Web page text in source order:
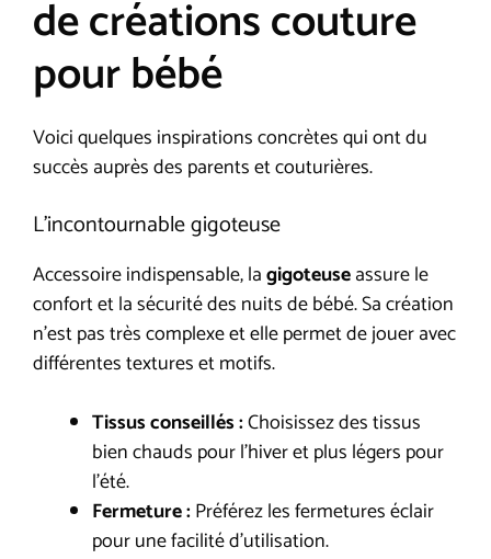
de créations couture
pour bébé
Voici quelques inspirations concrètes qui ont du
succès auprès des parents et couturières.
L’incontournable gigoteuse
Accessoire indispensable, lagigoteuseassure le
confort et la sécurité des nuits de bébé. Sa création
n’est pas très complexe et elle permet de jouer avec
différentes textures et motifs.
Tissus conseillés :Choisissez des tissus
bien chauds pour l’hiver et plus légers pour
l’été.
Fermeture :Préférez les fermetures éclair
pour une facilité d’utilisation.